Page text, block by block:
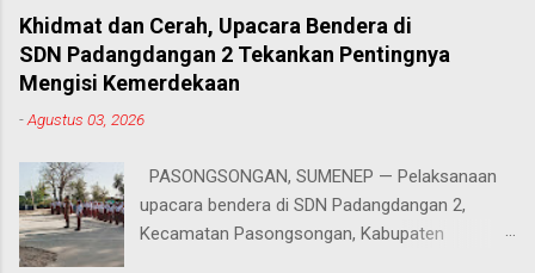
Hari Ulang Tahun (HUT) Kemerdekaan Republik
Indonesia tahun ini, proses latihan bagi para
siswa tetap berjalan penuh antusias. Risqon
Olahraga, dan Kesehatan (PJOK) di sekolah
melatih anak-anak didiknya. Salah satu cabang
yang absen pada perayaan tahun ini adalah
lomba lari, padahal nomor atletik tersebut
Khidmat dan Cerah, Upacara Bendera di
SDN Padangdangan 2 Tekankan Pentingnya
Mengisi Kemerdekaan
-Agustus 03, 2026
PASONGSONGAN, SUMENEP — Pelaksanaan
upacara bendera di SDN Padangdangan 2,
Kecamatan Pasongsongan, Kabupaten